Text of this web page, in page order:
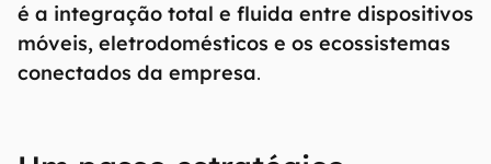
é a integração total e fluida entre dispositivos
móveis, eletrodomésticos e os ecossistemas
conectados da empresa.